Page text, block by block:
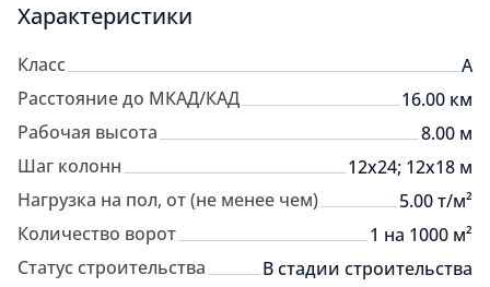
Характеристики
Класс
A
Расстояние до МКАД/КАД
16.00 км
Рабочая высота
8.00 м
Шаг колонн
12х24; 12х18 м
Нагрузка на пол, от (не менее чем)
5.00 т/м²
Количество ворот
1 на 1000 м²
Статус строительства
В стадии строительства